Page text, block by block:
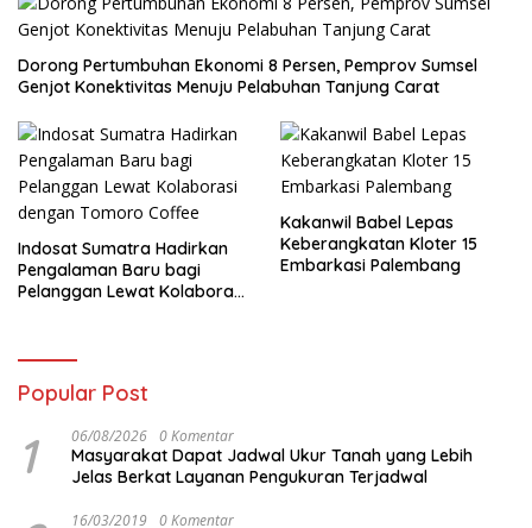
Dorong Pertumbuhan Ekonomi 8 Persen, Pemprov Sumsel
Genjot Konektivitas Menuju Pelabuhan Tanjung Carat
Indosat Sumatra Hadirkan
Pengalaman Baru bagi
Pelanggan Lewat Kolaborasi
Kakanwil Babel Lepas
Keberangkatan Kloter 15
Embarkasi Palembang
Popular Post
1 06/08/2026 0 Komentar
Masyarakat Dapat Jadwal Ukur Tanah yang Lebih
Jelas Berkat Layanan Pengukuran Terjadwal
16/03/2019 0 Komentar